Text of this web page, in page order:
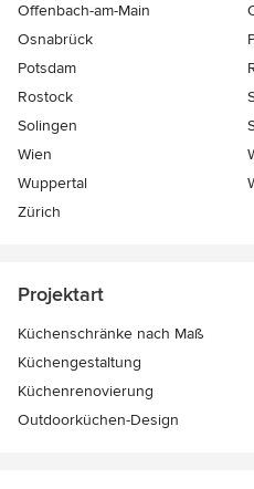
Offenbach-am-Main
Osnabrück
Potsdam
Rostock
Solingen
Wien
Wuppertal
Zürich
Projektart
Küchenschränke nach Maß
Küchengestaltung
Küchenrenovierung
Outdoorküchen-Design